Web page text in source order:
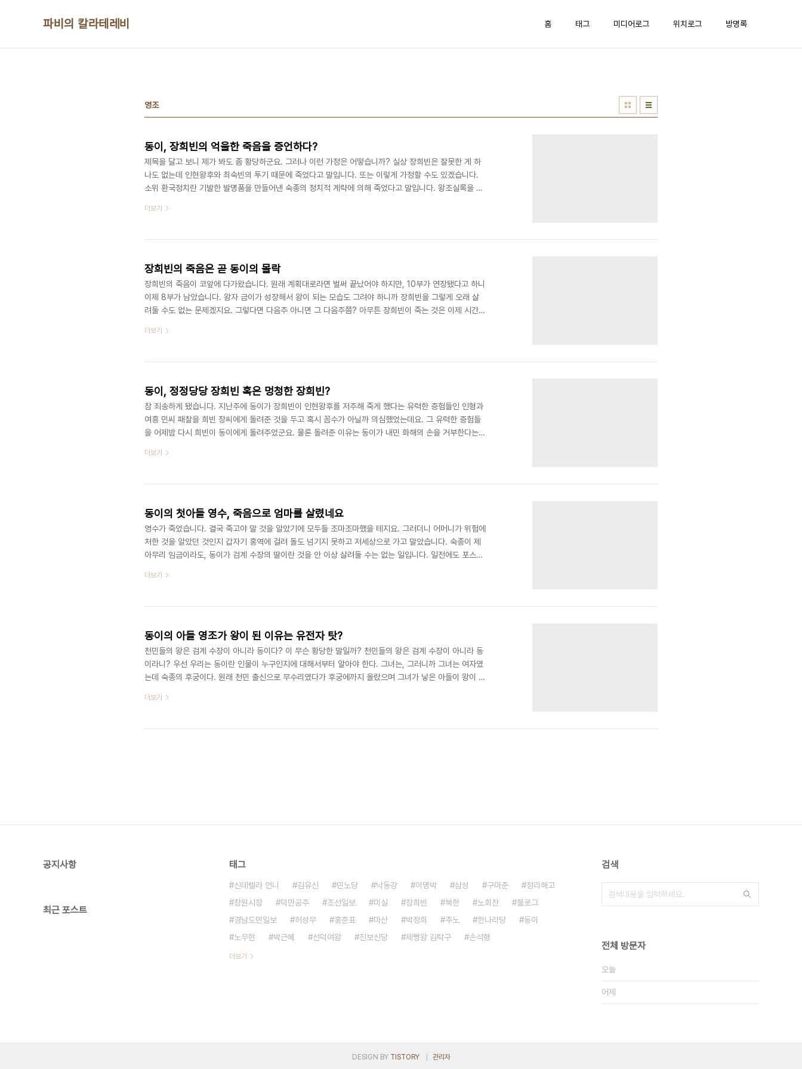
파비의 칼라테레비 홈 태그 미디어로그 위치로그 방명록
영조
동이, 장희빈의 억울한 죽음을 증언하다?
제목을 달고 보니 제가 봐도 좀 황당하군요. 그러나 이런 가정은 어떻습니까? 실상 장희빈은 잘못한 게 하
나도 없는데 인현왕후와 최숙빈의 투기 때문에 죽었다고 말입니다. 또는 이렇게 가정할 수도 있겠습니다.
소위 환국정치란 기발한 발명품을 만들어낸 숙종의 정치적 계략에 의해 죽었다고 말입니다. 왕조실록을 비
고 두 달이 채 지나지 않아 숙빈이 고변한 해괴한 무당 푸닥거리가 전부입니다. 드라마 동이에서도 인현왕
가 알고 있는 바는 장희빈이 죽음을 맞게 된 이유가 인현왕후를 저주했기 때문이란 사실입니다. 그러나 ..
더보기
장희빈의 죽음은 곧 동이의 몰락
장희빈의 죽음이 코앞에 다가왔습니다. 원래 계획대로라면 벌써 끝났어야 하지만, 10부가 연장됐다고 하니
이제 8부가 남았습니다. 왕자 금이가 성장해서 왕이 되는 모습도 그려야 하니까 장희빈을 그렇게 오래 살
려둘 수도 없는 문제겠지요. 그렇다면 다음주 아니면 그 다음주쯤? 아무튼 장희빈이 죽는 것은 이제 시간문
에서 동이는 워낙 착하고 고운 여자라 장희빈의 몰락을 바라지도 그리지도 않습니다. 오직 장희빈 스스로
락해가는 과정을 안타까운 눈으로 지켜봤을까? 그렇지는 않은 것 같습니다. 인현왕후가 죽고 장례를..
더보기
동이, 정정당당 장희빈 혹은 멍청한 장희빈?
참 죄송하게 됐습니다. 지난주에 동이가 장희빈이 인현왕후를 저주해 죽게 했다는 유력한 증험들인 인형과
여흥 민씨 패찰을 희빈 장씨에게 돌려준 것을 두고 혹시 꼼수가 아닐까 의심했었는데요. 그 유력한 증험들
을 어제밤 다시 희빈이 동이에게 돌려주었군요. 물론 돌려준 이유는 동이가 내민 화해의 손을 거부한다는
장희빈이었다면 그걸 돌려주기보다 불에 태워 증거를 인멸했을 텐데 말입니다. 그러고 보면 장희빈도 꽤나
내 보겠다? 그래서 동이를 찾아가 자신의 목을 겨눌 유력한 증험을 넘겨주었군요. 그리고 자신에 찬..
더보기
동이의 첫아들 영수, 죽음으로 엄마를 살렸네요
영수가 죽었습니다. 결국 죽고야 말 것을 알았기에 모두들 조마조마했을 테지요. 그러더니 어머니가 위험에
처한 것을 알았던 것인지 갑자기 홍역에 걸려 돌도 넘기지 못하고 저세상으로 가고 말았습니다. 숙종이 제
아무리 임금이라도, 동이가 검계 수장의 딸이란 것을 안 이상 살려둘 수는 없는 일입니다. 일전에도 포스팅
위 '양반연쇄살인사건'과 무관하다 하더라도, 검계란 반체제 조직을 만들고 무장까지 갖춘 것은 결코 당시
무 재미없게 될 터이니 그냥 넘어가기로 하지요. 아무튼, 동이는 절체절명의 위기에 봉착했습니다..
더보기
동이의 아들 영조가 왕이 된 이유는 유전자 탓?
천민들의 왕은 검계 수장이 아니라 동이다? 이 무슨 황당한 말일까? 천민들의 왕은 검계 수장이 아니라 동
이라니? 우선 우리는 동이란 인물이 누구인지에 대해서부터 알아야 한다. 그녀는, 그러니까 그녀는 여자였
는데 숙종의 후궁이다. 원래 천민 출신으로 무수리였다가 후궁에까지 올랐으며 그녀가 낳은 아들이 왕이 되
실 때문에 늘 콤플렉스에 시달렸다고 하는데 그를 직접 보지는 못했어도 얼마나 괴로웠을지는 짐작이 간다.
왔을 신하들이 천민의 아들인 자기를 바라보는 눈길에 경멸이 담겨있다고 느낄 때가 얼마나 많았을까..
더보기
공지사항
최근 포스트
태그
신데렐라 언니 김유신 민노당 낙동강 이명박 삼성 구마준
정리해고
창원시장
덕만공주 조선일보 미실 장희빈 북한 노회찬
블로그
경남도민일보
허성무 홍준표 마산 박정희 추노 한나라당
동이
노무현
박근혜 선덕여왕 진보신당 제빵왕 김탁구 손석형
더보기
검색
전체 방문자
오늘
어제
DESIGN BY TISTORY 관리자